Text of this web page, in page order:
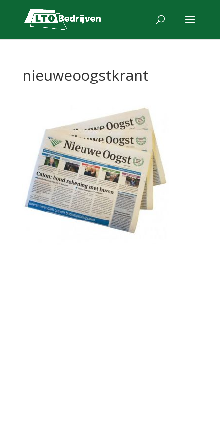
nieuweoogstkrant